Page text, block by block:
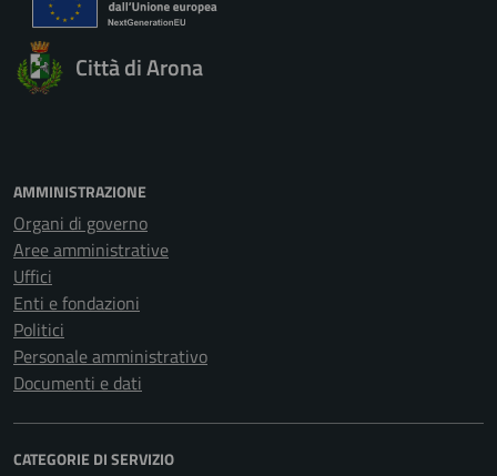
Città di Arona
AMMINISTRAZIONE
Organi di governo
Aree amministrative
Uffici
Enti e fondazioni
Politici
Personale amministrativo
Documenti e dati
CATEGORIE DI SERVIZIO